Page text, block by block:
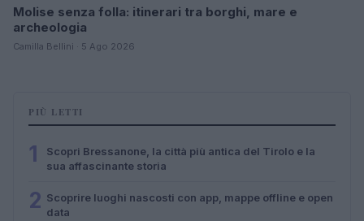
Molise senza folla: itinerari tra borghi, mare e
archeologia
Camilla Bellini · 5 Ago 2026
PIÙ LETTI
1
Scopri Bressanone, la città più antica del Tirolo e la
sua affascinante storia
2 Scoprire luoghi nascosti con app, mappe offline e open
data